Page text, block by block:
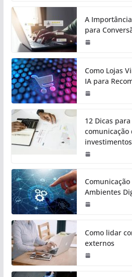
A
para
Como Lojas
IA para
12 Dicas
comunicação
Ambientes
Como lidar
externos